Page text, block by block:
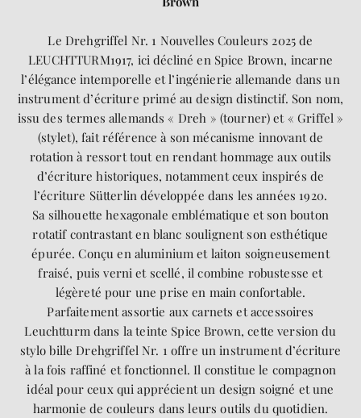
Le Drehgriffel Nr. 1 Nouvelles Couleurs 2025 de
LEUCHTTURM1917, ici décliné en Spice Brown, incarne
l’élégance intemporelle et l’ingénierie allemande dans un
instrument d’écriture primé au design distinctif. Son nom,
issu des termes allemands « Dreh » (tourner) et « Griffel »
(stylet), fait référence à son mécanisme innovant de
rotation à ressort tout en rendant hommage aux outils
d’écriture historiques, notamment ceux inspirés de
l’écriture Sütterlin développée dans les années 1920.
Sa silhouette hexagonale emblématique et son bouton
rotatif contrastant en blanc soulignent son esthétique
épurée. Conçu en aluminium et laiton soigneusement
fraisé, puis verni et scellé, il combine robustesse et
légèreté pour une prise en main confortable.
Parfaitement assortie aux carnets et accessoires
Leuchtturm dans la teinte Spice Brown, cette version du
stylo bille Drehgriffel Nr. 1 offre un instrument d’écriture
à la fois raffiné et fonctionnel. Il constitue le compagnon
idéal pour ceux qui apprécient un design soigné et une
harmonie de couleurs dans leurs outils du quotidien.